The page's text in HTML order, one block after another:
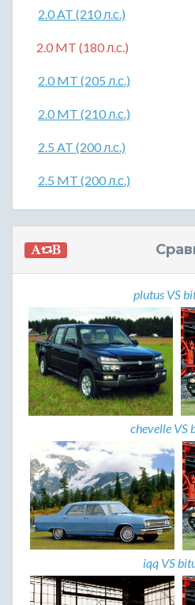
2.0 AT (210 л.с.)
2.0 MT (180 л.с.)
2.0 MT (205 л.с.)
2.0 MT (210 л.с.)
2.5 AT (200 л.с.)
2.5 MT (200 л.с.)
plutus VS
chevelle VS
iqq VS